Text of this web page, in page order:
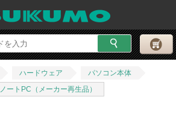
ハードウェア
パソコン本体
ノートPC（メーカー再生品）